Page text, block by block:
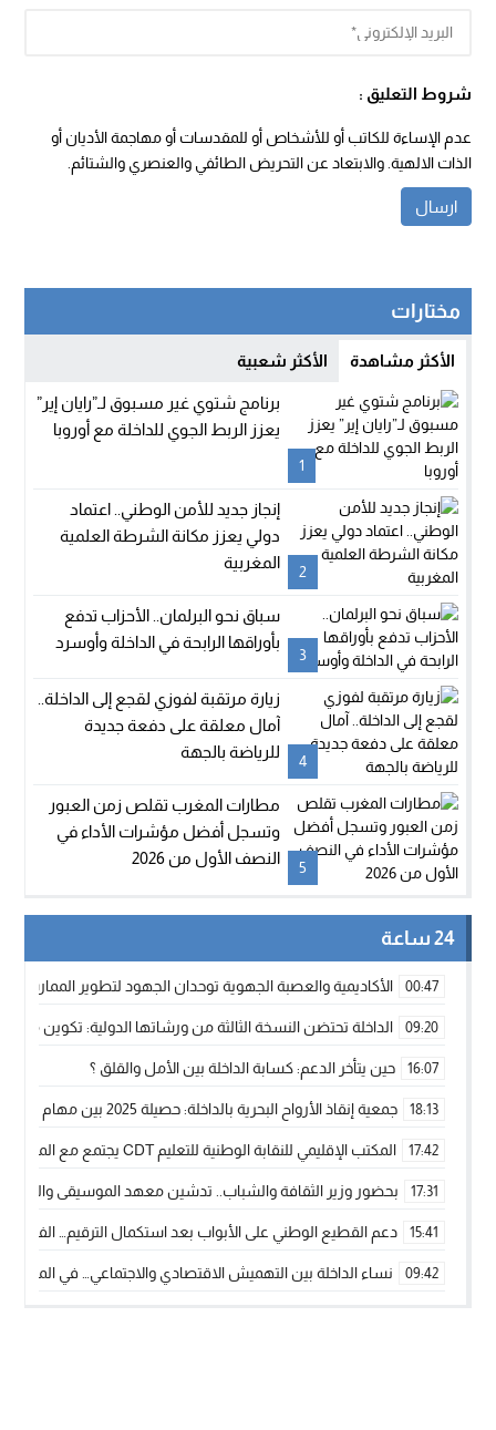
شروط التعليق :
عدم الإساءة للكاتب أو للأشخاص أو للمقدسات أو مهاجمة الأديان أو
الذات الالهية. والابتعاد عن التحريض الطائفي والعنصري والشتائم.
مختارات
الأكثر مشاهدة الأكثر شعبية
1
برنامج شتوي غير مسبوق لـ”رايان إير”
يعزز الربط الجوي للداخلة مع أوروبا
2
إنجاز جديد للأمن الوطني.. اعتماد
دولي يعزز مكانة الشرطة العلمية
المغربية
3
سباق نحو البرلمان.. الأحزاب تدفع
بأوراقها الرابحة في الداخلة وأوسرد
4
زيارة مرتقبة لفوزي لقجع إلى الداخلة..
آمال معلقة على دفعة جديدة
للرياضة بالجهة
5
مطارات المغرب تقلص زمن العبور
وتسجل أفضل مؤشرات الأداء في
النصف الأول من 2026
24 ساعة
00:47 الأكاديمية والعصبة الجهوية توحدان الجهود لتطوير الممارسة
09:20 الداخلة تحتضن النسخة الثالثة من ورشاتها الدولية: تكوين
16:07 حين يتأخر الدعم: كسابة الداخلة بين الأمل والقلق ؟
18:13 جمعية إنقاذ الأرواح البحرية بالداخلة: حصيلة 2025 بين مهام الإنقاذ ومشروع “دار البحار”
17:42 المكتب الإقليمي للنقابة الوطنية للتعليم CDT يجتمع مع المدير الإقليمي لمناقشة ملفات جوهرية لنساء ورجال التعليم
17:31 بحضور وزير الثقافة والشباب.. تدشين معهد الموسيقى والفنون
15:41 دعم القطيع الوطني على الأبواب بعد استكمال الترقيم…
09:42 نساء الداخلة بين التهميش الاقتصادي والاجتماعي… في المؤسسات